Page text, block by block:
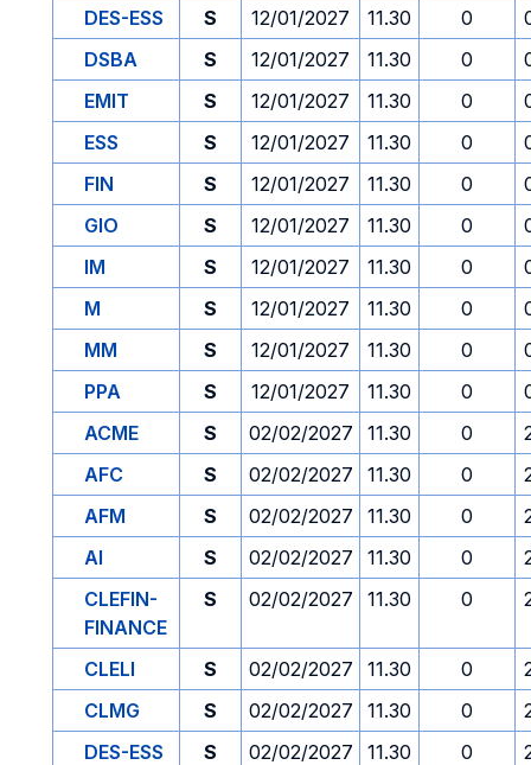
DES-ESS
S 12/01/2027 11.30 0
DSBA
S 12/01/2027 11.30 0
EMIT
S 12/01/2027 11.30 0
ESS
S 12/01/2027 11.30 0
FIN
S 12/01/2027 11.30 0
GIO
S 12/01/2027 11.30 0
IM
S 12/01/2027 11.30 0
M
S 12/01/2027 11.30 0
MM
S 12/01/2027 11.30 0
PPA
S 12/01/2027 11.30 0
ACME
S 02/02/2027 11.30 0
AFC
S 02/02/2027 11.30 0
AFM
S 02/02/2027 11.30 0
AI
S 02/02/2027 11.30 0
CLEFIN-
FINANCE
S 02/02/2027 11.30 0
CLELI S 02/02/2027 11.30 0
CLMG
S 02/02/2027 11.30 0
DES-ESS
S 02/02/2027 11.30 0